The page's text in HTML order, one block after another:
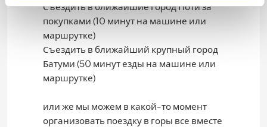
Съездить в ближайшие город Поти за
покупками (10 минут на машине или
маршрутке)
Съездить в ближайший крупный город
Батуми (50 минут езды на машине или
маршрутке)
или же мы можем в какой-то момент
организовать поездку в горы все вместе